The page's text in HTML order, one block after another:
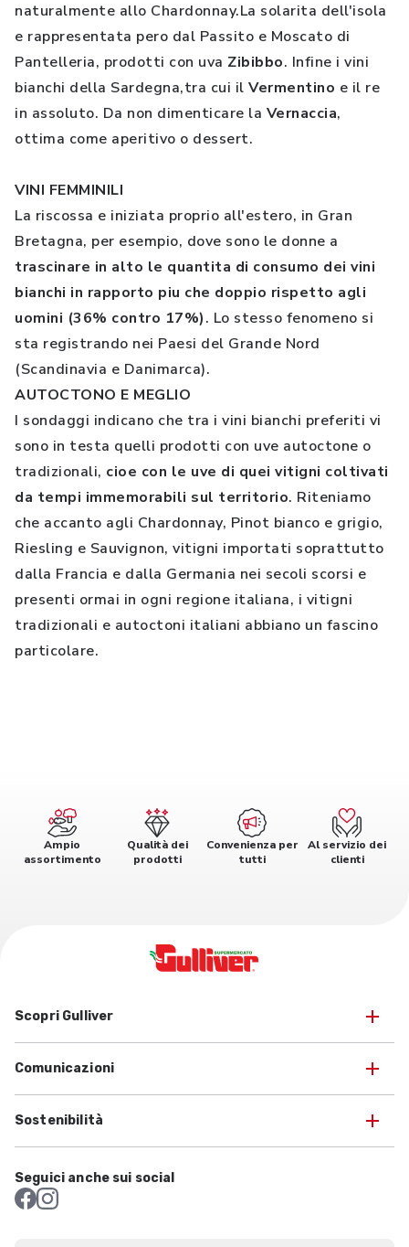
naturalmente allo Chardonnay.La solarita dell'isola
e rappresentata pero dal Passito e Moscato di
Pantelleria, prodotti con uva Zibibbo. Infine i vini
bianchi della Sardegna,tra cui il Vermentino e il re
in assoluto. Da non dimenticare la Vernaccia,
ottima come aperitivo o dessert.
VINI FEMMINILI
La riscossa e iniziata proprio all'estero, in Gran
Bretagna, per esempio, dove sono le donne a
trascinare in alto le quantita di consumo dei vini
bianchi in rapporto piu che doppio rispetto agli
uomini (36% contro 17%). Lo stesso fenomeno si
sta registrando nei Paesi del Grande Nord
(Scandinavia e Danimarca).
AUTOCTONO E MEGLIO
I sondaggi indicano che tra i vini bianchi preferiti vi
sono in testa quelli prodotti con uve autoctone o
tradizionali, cioe con le uve di quei vitigni coltivati
da tempi immemorabili sul territorio. Riteniamo
che accanto agli Chardonnay, Pinot bianco e grigio,
Riesling e Sauvignon, vitigni importati soprattutto
dalla Francia e dalla Germania nei secoli scorsi e
presenti ormai in ogni regione italiana, i vitigni
tradizionali e autoctoni italiani abbiano un fascino
particolare.
Ampio
assortimento
Qualità dei
prodotti
Convenienza per
tutti
Al servizio dei
clienti
Scopri Gulliver
Comunicazioni
Sostenibilità
Seguici anche sui social